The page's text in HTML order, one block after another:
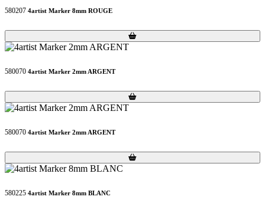
580207 4artist Marker 8mm ROUGE
Loading...
Loading...
580070 4artist Marker 2mm ARGENT
Loading...
Loading...
580070 4artist Marker 2mm ARGENT
Loading...
Loading...
580225 4artist Marker 8mm BLANC